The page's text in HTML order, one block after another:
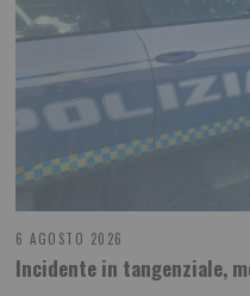
6 AGOSTO 2026
Incidente in tangenziale,